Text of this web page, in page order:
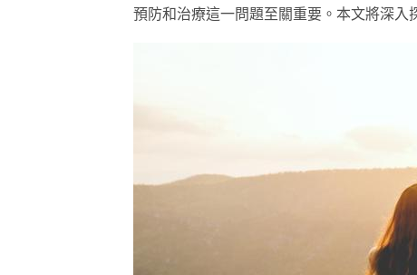
預防和治療這一問題至關重要。本文將深入